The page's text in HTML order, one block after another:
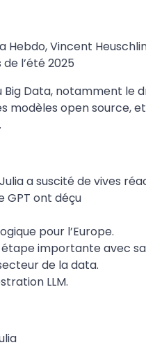
Hebdo, Vincent
l’été 2025
Big Data, notamment
modèles open source,
a suscité de vives
GPT ont déçu
pour l’Europe.
importante avec sa
de la data.
LLM.